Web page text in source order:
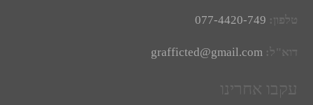
טלפון: 077-4420-749
דוא"ל:grafficted@gmail.com
עקבו אחרינו